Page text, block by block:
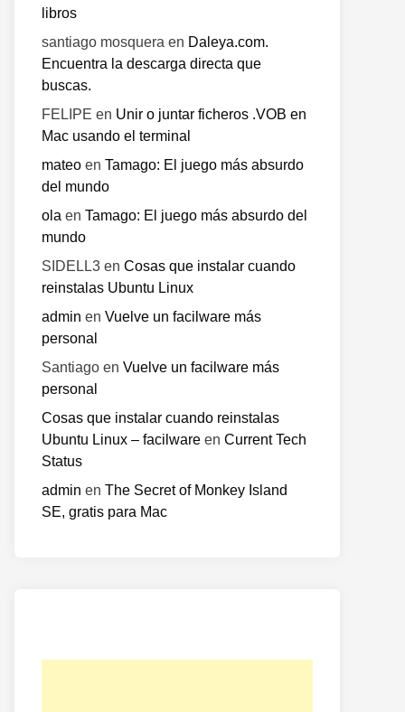
libros
santiago mosquera en Daleya.com.
Encuentra la descarga directa que
buscas.
FELIPE en Unir o juntar ficheros .VOB en
Mac usando el terminal
mateo en Tamago: El juego más absurdo
del mundo
ola en Tamago: El juego más absurdo del
mundo
SIDELL3 en Cosas que instalar cuando
reinstalas Ubuntu Linux
admin en Vuelve un facilware más
personal
Santiago en Vuelve un facilware más
personal
Cosas que instalar cuando reinstalas
Ubuntu Linux – facilware en Current Tech
Status
admin en The Secret of Monkey Island
SE, gratis para Mac